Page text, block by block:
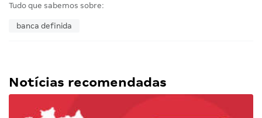
Tudo que sabemos sobre:
banca definida
Notícias recomendadas